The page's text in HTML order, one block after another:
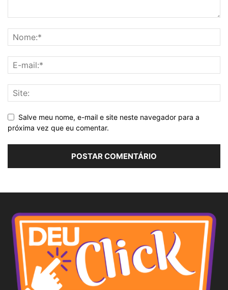
Salve meu nome, e-mail e site neste navegador para a
próxima vez que eu comentar.